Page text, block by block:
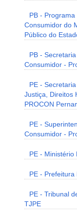
PB -
Consumidor do
Público do
PB -
Consumidor -
PE -
Justiça, Direitos
PROCON
PE -
Consumidor -
PE - Ministério
PE -
PE - Tribunal
TJPE